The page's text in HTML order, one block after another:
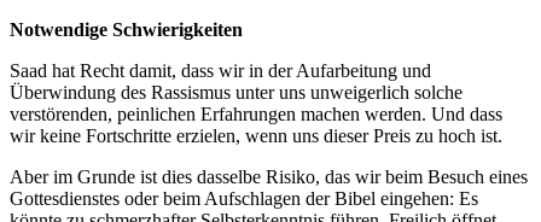
Notwendige Schwierigkeiten
Saad hat Recht damit, dass wir in der Aufarbeitung und
Überwindung des Rassismus unter uns unweigerlich solche
verstörenden, peinlichen Erfahrungen machen werden. Und dass
wir keine Fortschritte erzielen, wenn uns dieser Preis zu hoch ist.
Aber im Grunde ist dies dasselbe Risiko, das wir beim Besuch eines
Gottesdienstes oder beim Aufschlagen der Bibel eingehen: Es